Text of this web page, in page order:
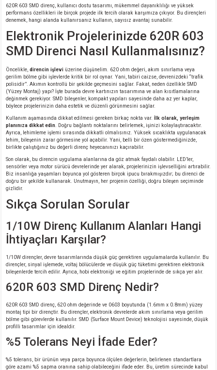
620R 603 SMD direnç, kullanıcı dostu tasarımı, mükemmel dayanıklılığı ve yüksek
performans özellikleri ile birçok projede ilk tercih olarak karşımıza çıkıyor. Bu dirençleri
denemek, hangi alanda kullanırsanız kullanın, sayısız avantaj sunabilir.
Elektronik Projelerinizde 620R 603
SMD Direnci Nasıl Kullanmalısınız?
Öncelikle, direncin işlevi üzerine düşünelim. 620 ohm değeri, akım sınırlama veya
gerilim bölme gibi işlevlerde kritik bir rol oynar. Yani, tabiri caizse, devrenizdeki “trafik
polisidir”. Akımın kontrollü bir şekilde geçmesini sağlar. Fakat, neden özellikle SMD
(Yüzey Montaj) yapı? İşte burada devre kartınızın tasarımına ve alan kısıtlamalarına
değinmek gerekiyor. SMD bileşenler, kompakt yapıları sayesinde daha az yer kaplar,
böylece projelerinizin daha estetik ve düzenli görünmesini sağlar.
Kullanım aşamasında dikkat edilmesi gereken birkaç nokta var. İlk olarak, yerleşim
planınıza dikkat edin . Doğru bağlantı noktalarını belirlemek, işinizi kolaylaştıracaktır.
Ayrıca, lehimleme işlemi sırasında dikkatli olmalısınız. Yüksek sıcaklıkta uygulanacak
lehim, bileşenin zarar görmesine yol açabilir. Yani, belli bir özen göstermediğinizde,
birlikte çalıştığınız bu değerli direnç heyecanınızı kaçırabilir.
Son olarak, bu direncin uygulama alanlarına da göz atmak faydalı olabilir. LED’ler,
sensörler veya motor sürücü devrelerinde yer alarak, projelerinizin işlevselliğini artırabilir.
Biz insanlığa yaşamları boyunca yol gösteren birçok ipucu bırakmışızdır; bu direnci de
doğru bir şekilde kullanarak. Unutmayın, her projenin özelliği, doğru bileşen seçiminde
gizlidir.
Sıkça Sorulan Sorular
1/10W Direnç Kullanım Alanları Hangi
İhtiyaçları Karşılar?
1/10W dirençler, devre tasarımlarında düşük güç gerektiren uygulamalarda kullanılır. Bu
dirençler, sinyal işlemede, voltaj bölücülerde ve düşük güç tüketimi gerektiren elektronik
bileşenlerde tercih edilir. Ayrıca, hobi elektroniği ve eğitim projelerinde de sıkça yer alır.
620R 603 SMD Direnç Nedir?
620R 603 SMD direnç, 620 ohm değerinde ve 0603 boyutunda (1.6mm x 0.8mm) yüzey
montaj tipi bir dirençtir. Bu dirençler, elektronik devrelerde akım sınırlama veya gerilim
bölme gibi görevlerde kullanılır. SMD (Surface Mount Device) teknolojisi sayesinde, düşük
profilli tasarımlar için idealdir.
%5 Tolerans Neyi İfade Eder?
%5 tolerans, bir ürünün veya parça boyunca ölçülen değerlerin, belirlenen standartlara
göre azami %5 sapma oranına sahip olabileceğini ifade eder. Bu, üretim sürecinde kabul